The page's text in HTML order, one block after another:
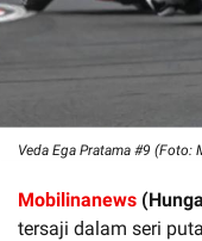
Veda Ega Pratama #9 (Foto:
Mobilinanews
tersaji dalam seri